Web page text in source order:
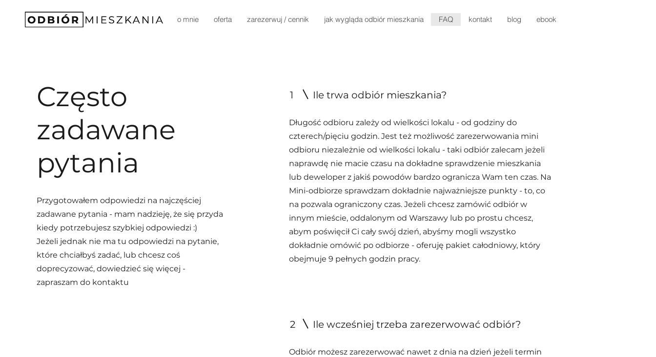
o mnie oferta zarezerwuj / cennik jak wygląda odbiór mieszkania FAQ kontakt blog ebook
Często
zadawane
pytania
Przygotowałem odpowiedzi na najczęściej
zadawane pytania - mam nadzieję, że się przyda
kiedy potrzebujesz szybkiej odpowiedzi :)
Jeżeli jednak nie ma tu odpowiedzi na pytanie,
które chciałbyś zadać, lub chcesz coś
doprecyzować, dowiedzieć się więcej -
zapraszam do kontaktu
1 Ile trwa odbiór mieszkania?
Długość odbioru zależy od wielkości lokalu - od godziny do
czterech/pięciu godzin. Jest też możliwość zarezerwowania mini
odbioru niezależnie od wielkości lokalu - taki odbiór zalecam jeżeli
naprawdę nie macie czasu na dokładne sprawdzenie mieszkania
lub deweloper z jakiś powodów bardzo ogranicza Wam ten czas. Na
Mini-odbiorze sprawdzam dokładnie najważniejsze punkty - to, co
na pozwala ograniczony czas. Jeżeli chcesz zamówić odbiór w
innym mieście, oddalonym od Warszawy lub po prostu chcesz,
abym poświęcił Ci cały swój dzień, abyśmy mogli wszystko
dokładnie omówić po odbiorze - oferuję pakiet całodniowy, który
obejmuje 9 pełnych godzin pracy.
2 Ile wcześniej trzeba zarezerwować odbiór?
Odbiór możesz zarezerwować nawet z dnia na dzień jeżeli termin